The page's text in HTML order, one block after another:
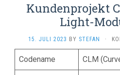
Kundenprojekt
Light-
15. JULI 2023 BY STEFAN ·
Codename CLM